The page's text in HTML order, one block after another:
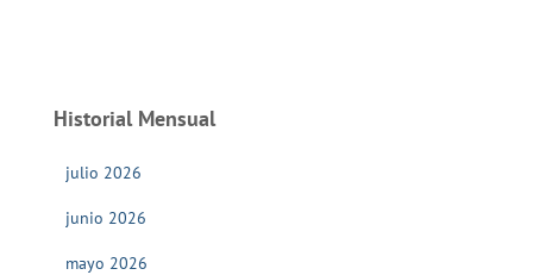
Historial Mensual
julio 2026
junio 2026
mayo 2026